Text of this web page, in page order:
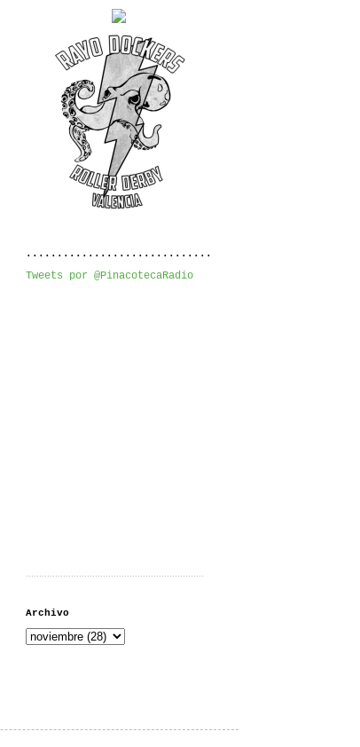
..............................
Tweets por @PinacotecaRadio
Archivo